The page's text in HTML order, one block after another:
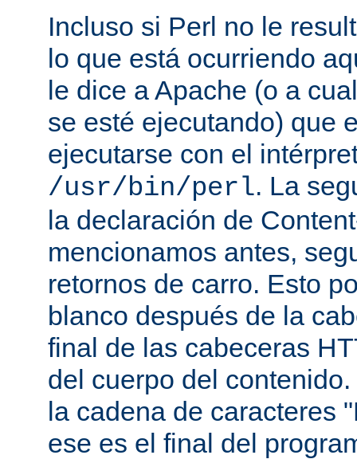
Incluso si Perl no le
lo que está ocurriendo
le dice a Apache (o a
se esté ejecutando) que
ejecutarse con el
/usr/bin/perl. La
la declaración de
mencionamos antes,
retornos de carro. Esto
blanco después de la
final de las cabeceras
del cuerpo del
la cadena de caracteres
ese es el final del